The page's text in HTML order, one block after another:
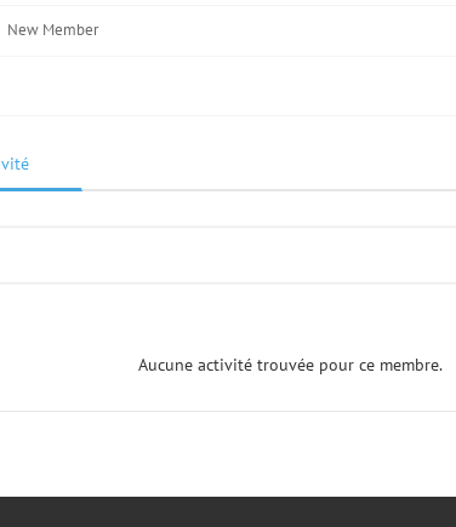
New Member
Aucune activité trouvée pour ce membre.